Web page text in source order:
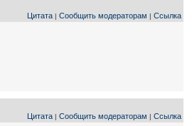
Цитата Сообщить модераторам Ссылка
Цитата Сообщить модераторам Ссылка